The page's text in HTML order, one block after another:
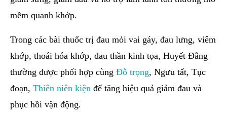
mềm quanh khớp.
Trong các bài thuốc trị đau mỏi vai gáy, đau lưng, viêm
khớp, thoái hóa khớp, đau thần kinh tọa, Huyết Đằng
thường được phối hợp cùng Đỗ trọng, Ngưu tất, Tục
đoạn, Thiên niên kiện để tăng hiệu quả giảm đau và
phục hồi vận động.